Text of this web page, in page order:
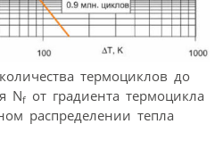
термоциклов до
Nfот градиента термоцикла
распределении тепла